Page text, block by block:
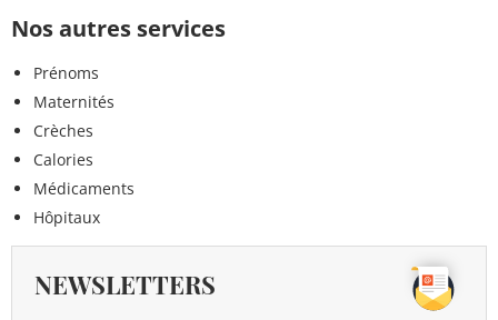
Nos autres services
Prénoms
Maternités
Crèches
Calories
Médicaments
Hôpitaux
NEWSLETTERS